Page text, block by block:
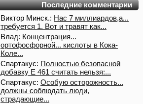
Последние комментарии
Виктор Минск.: Нас 7 миллиардов,а...
требуется 1. Вот и травят как...
Влад: Концентрация...
ортофосфорной... кислоты в Кока-
Коле...
Спартакус: Полностью безопасной
добавку Е 461 считать нельзя:...
Спартакус: Особую осторожность...
должны соблюдать люди,
страдающие...